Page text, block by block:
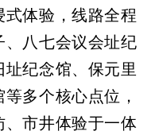
体验，线路全程
八七会议会址纪
纪念馆、保元里
多个核心点位，
市井体验于一体